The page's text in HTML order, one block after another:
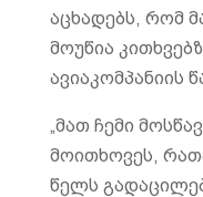
აცხადებს, რომ
მოუწია
ავიაკომპანიის
„მათ ჩემი
მოითხოვეს,
წელს